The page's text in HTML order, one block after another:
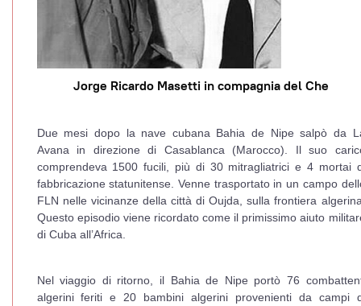
Jorge Ricardo Masetti in compagnia del Che
Due mesi dopo la nave cubana Bahia de Nipe salpò da
Avana in direzione di Casablanca (Marocco). Il suo
comprendeva 1500 fucili, più di 30 mitragliatrici e 4 mortai
fabbricazione statunitense. Venne trasportato in un campo
FLN nelle vicinanze della città di Oujda, sulla frontiera
Questo episodio viene ricordato come il primissimo aiuto
di Cuba all’Africa.
Nel viaggio di ritorno, il Bahia de Nipe portò 76
algerini feriti e 20 bambini algerini provenienti da campi